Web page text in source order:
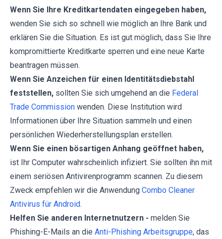
Wenn Sie Ihre Kreditkartendaten eingegeben haben,
wenden Sie sich so schnell wie möglich an Ihre Bank und
erklären Sie die Situation. Es ist gut möglich, dass Sie Ihre
kompromittierte Kreditkarte sperren und eine neue Karte
beantragen müssen.
Wenn Sie Anzeichen für einen Identitätsdiebstahl
feststellen, sollten Sie sich umgehend an die Federal
Trade Commission wenden. Diese Institution wird
Informationen über Ihre Situation sammeln und einen
persönlichen Wiederherstellungsplan erstellen.
Wenn Sie einen bösartigen Anhang geöffnet haben,
ist Ihr Computer wahrscheinlich infiziert. Sie sollten ihn mit
einem seriösen Antivirenprogramm scannen. Zu diesem
Zweck empfehlen wir die Anwendung Combo Cleaner
Antivirus für Android.
Helfen Sie anderen Internetnutzern - melden Sie
Phishing-E-Mails an die Anti-Phishing Arbeitsgruppe, das